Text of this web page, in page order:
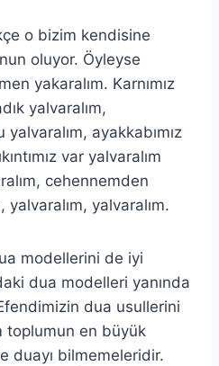
o bizim kendisine
oluyor. Öyleyse
yakaralım. Karnımız
yalvaralım,
yalvaralım, ayakkabımız
var yalvaralım
cehennemden
yalvaralım, yalvaralım.
modellerini de iyi
dua modelleri yanında
dua usullerini
toplumun en büyük
duayı bilmemeleridir.